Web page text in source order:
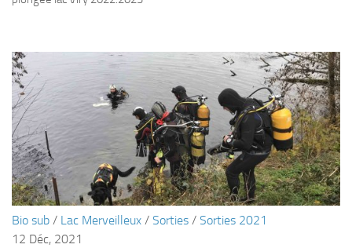
Résultats Compétitions
MATERIEL
Section Matériel
Occasions
Bio sub / Lac Merveilleux / Sorties / Sorties 2021
12 Déc, 2021